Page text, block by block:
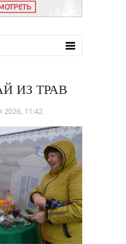
ИЗ ТРАВ
11:42